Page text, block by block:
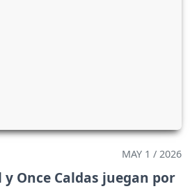
MAY 1 / 2026
Once Caldas juegan por